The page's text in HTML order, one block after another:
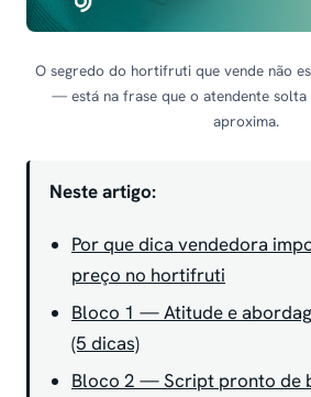
O segredo do hortifruti que vende não
— está na frase que o atendente solta
aproxima.
Neste artigo:
Por que dica vendedora
preço no hortifruti
Bloco 1 — Atitude e
(5 dicas)
Bloco 2 — Script pronto de